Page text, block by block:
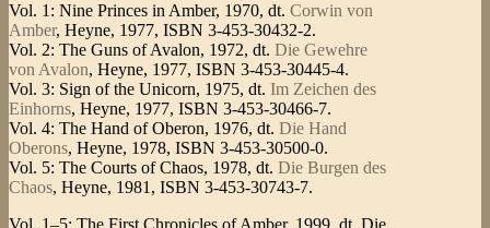
Vol. 1: Nine Princes in Amber, 1970, dt. Corwin von
Amber, Heyne, 1977, ISBN 3-453-30432-2.
Vol. 2: The Guns of Avalon, 1972, dt. Die Gewehre
von Avalon, Heyne, 1977, ISBN 3-453-30445-4.
Vol. 3: Sign of the Unicorn, 1975, dt. Im Zeichen des
Einhorns, Heyne, 1977, ISBN 3-453-30466-7.
Vol. 4: The Hand of Oberon, 1976, dt. Die Hand
Oberons, Heyne, 1978, ISBN 3-453-30500-0.
Vol. 5: The Courts of Chaos, 1978, dt. Die Burgen des
Chaos, Heyne, 1981, ISBN 3-453-30743-7.